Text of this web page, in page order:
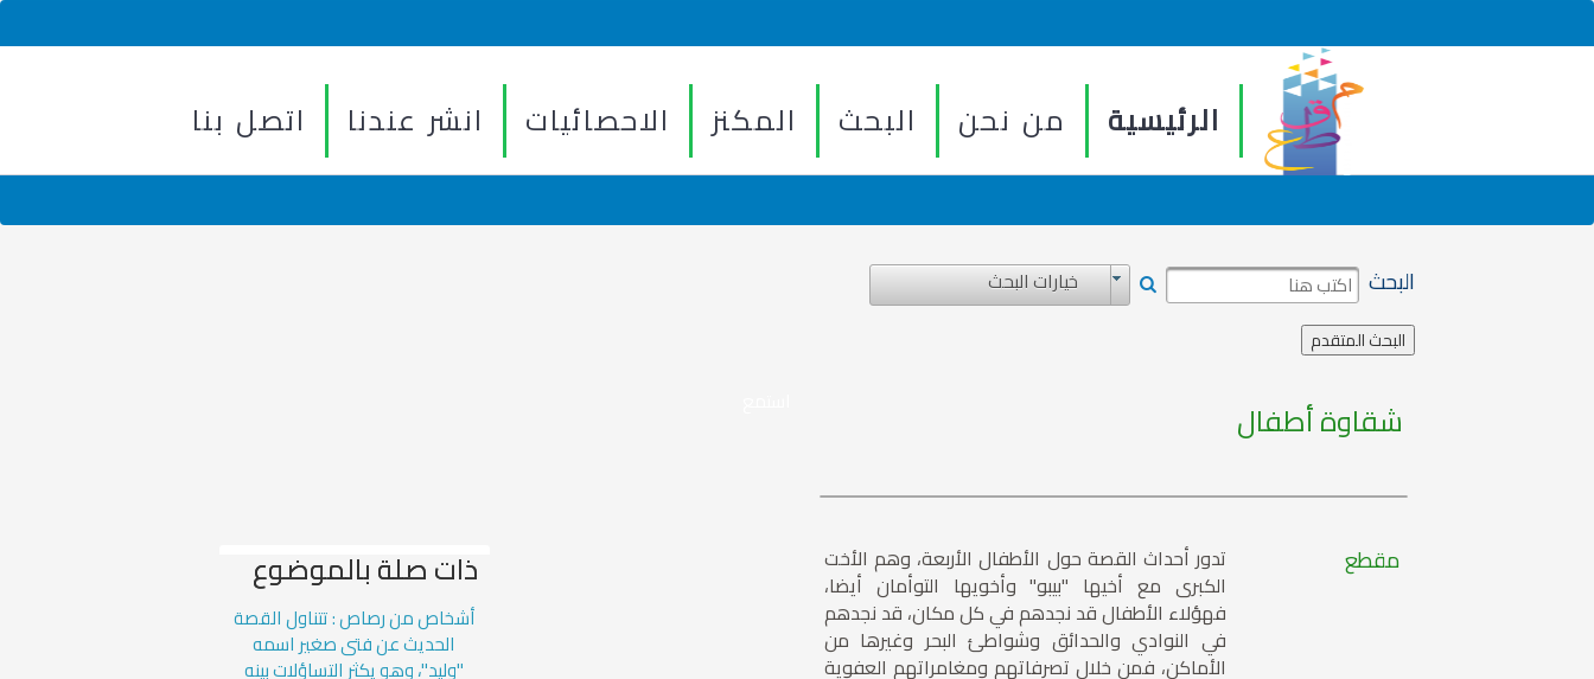
الرئيسية من نحن البحث المكنز الاحصائيات انشر عندنا اتصل بنا
البحث خيارات البحث
شقاوة أطفال
مقطع تدور أحداث القصة حول الأطفال الأربعة، وهم الأخت
الكبرى مع أخيها "بيبو" وأخويها التوأمان أيضا،
فهؤلاء الأطفال قد نجدهم في كل مكان، قد نجدهم
في النوادي والحدائق وشواطئ البحر وغيرها من
الأماكن، فمن خلال تصرفاتهم ومغامراتهم العفوية
ذات صلة بالموضوع
أشخاص من رصاص : تتناول القصة
الحديث عن فتى صغير اسمه
"وليد"، وهو يكثر التساؤلات بينه